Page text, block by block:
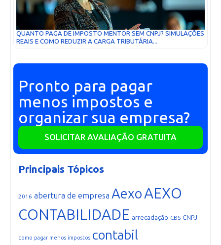
QUANTO PAGA DE IMPOSTO MENTOR SEM CNPJ? SIMULAÇÕES
REAIS E COMO REDUZIR A CARGA TRIBUTÁRIA...
Pronto para pagar
menos impostos e
organizar sua empresa?
SOLICITAR AVALIAÇÃO GRATUITA
Principais Tópicos
2016 abertura de empresa AexoAEXO
CONTABILIDADE arrecadação CBS CNPJ
como pagar menos impostos contabil